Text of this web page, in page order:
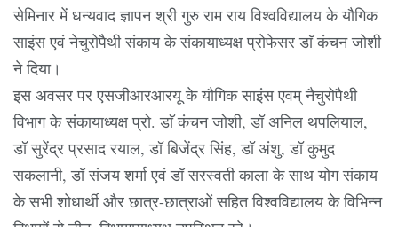
सेमिनार में धन्यवाद ज्ञापन श्री गुरु राम राय विश्वविद्यालय के यौगिक
साइंस एवं नेचुरोपैथी संकाय के संकायाध्यक्ष प्रोफेसर डाॅ कंचन जोशी
ने दिया।
इस अवसर पर एसजीआरआरयू के यौगिक साइंस एवम् नैचुरोपैथी
विभाग के संकायाध्यक्ष प्रो. डाॅ कंचन जोशी, डॉ अनिल थपलियाल,
डॉ सुरेंद्र प्रसाद रयाल, डॉ बिजेंद्र सिंह, डॉ अंशु, डॉ कुमुद
सकलानी, डॉ संजय शर्मा एवं डॉ सरस्वती काला के साथ योग संकाय
के सभी शोधार्थी और छात्र-छात्राओं सहित विश्वविद्यालय के विभिन्न